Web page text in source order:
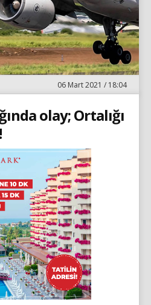
06 Mart 2021 / 18:04
olay; Ortalığı